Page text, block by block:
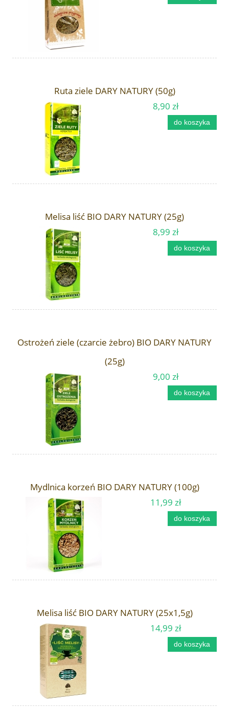
Ruta ziele DARY NATURY (50g)
8,90 zł
do koszyka
Melisa liść BIO DARY NATURY (25g)
8,99 zł
do koszyka
Ostrożeń ziele (czarcie żebro) BIO DARY NATURY
(25g)
9,00 zł
do koszyka
Mydlnica korzeń BIO DARY NATURY (100g)
11,99 zł
do koszyka
Melisa liść BIO DARY NATURY (25x1,5g)
14,99 zł
do koszyka